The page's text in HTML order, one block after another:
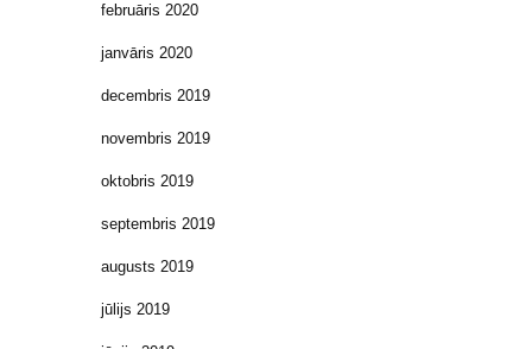
februāris 2020
janvāris 2020
decembris 2019
novembris 2019
oktobris 2019
septembris 2019
augusts 2019
jūlijs 2019